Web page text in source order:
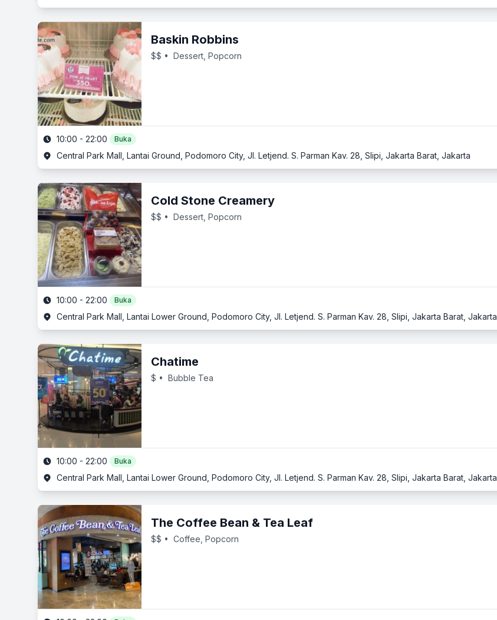
Baskin Robbins
$$ • Dessert, Popcorn
10:00 - 22:00 Buka
Central Park Mall, Lantai Ground, Podomoro City, Jl. Letjend. S. Parman Kav. 28, Slipi, Jakarta Barat, Jakarta
Cold Stone Creamery
$$ • Dessert, Popcorn
10:00 - 22:00 Buka
Central Park Mall, Lantai Lower Ground, Podomoro City, Jl. Letjend. S. Parman Kav. 28, Slipi, Jakarta Barat, Jakarta
Chatime
$ • Bubble Tea
10:00 - 22:00 Buka
Central Park Mall, Lantai Lower Ground, Podomoro City, Jl. Letjend. S. Parman Kav. 28, Slipi, Jakarta Barat, Jakarta
The Coffee Bean & Tea Leaf
$$ • Coffee, Popcorn